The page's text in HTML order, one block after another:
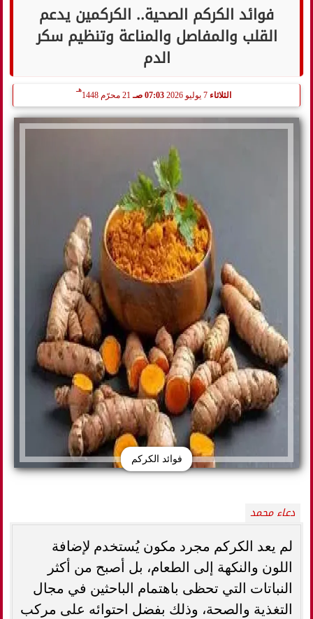
فوائد الكركم الصحية.. الكركمين يدعم
القلب والمفاصل والمناعة وتنظيم سكر
الدم
الثلاثاء 07:03 صـ 21 محرّم 1448
هـ
فوائد الكركم
دعاء محمد
لم يعد الكركم مجرد مكون يُستخدم لإضافة
اللون والنكهة إلى الطعام، بل أصبح من أكثر
النباتات التي تحظى باهتمام الباحثين في مجال
التغذية والصحة، وذلك بفضل احتوائه على مركب